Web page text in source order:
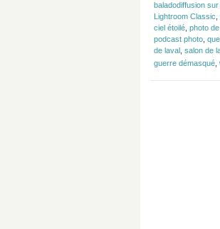
baladodiffusion
Lightroom Classic
ciel étoilé photo
podcast photo
de laval salon de
guerre démasqué